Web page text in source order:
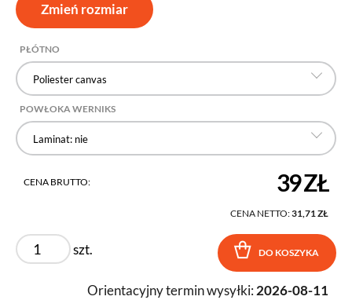
Zmień rozmiar
PŁÓTNO
Poliester canvas
POWŁOKA WERNIKS
Laminat: nie
CENA BRUTTO: 39 ZŁ
CENA NETTO:31,71 ZŁ
szt. DO KOSZYKA
Orientacyjny termin wysyłki: 2026-08-11